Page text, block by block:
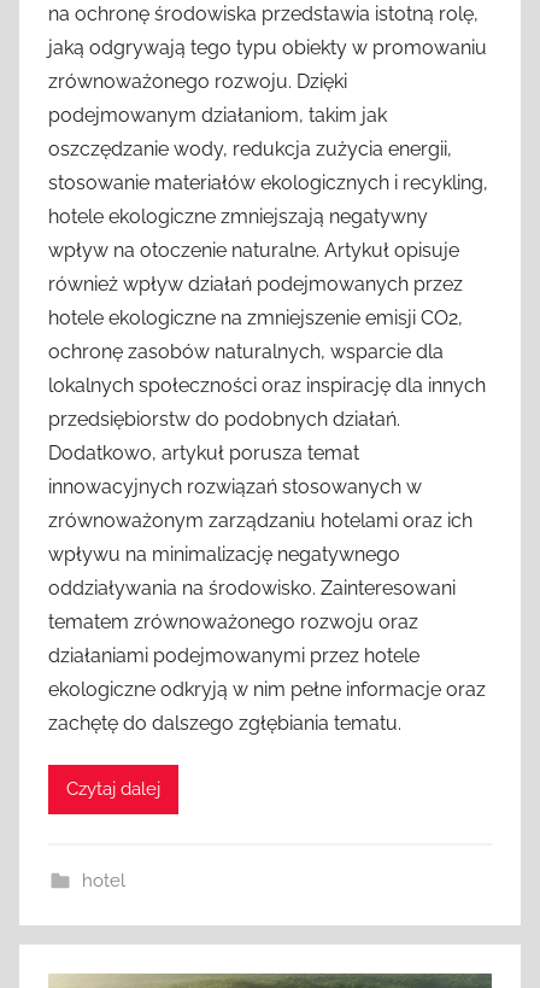
na ochronę środowiska przedstawia istotną rolę,
jaką odgrywają tego typu obiekty w promowaniu
zrównoważonego rozwoju. Dzięki
podejmowanym działaniom, takim jak
oszczędzanie wody, redukcja zużycia energii,
stosowanie materiałów ekologicznych i recykling,
hotele ekologiczne zmniejszają negatywny
wpływ na otoczenie naturalne. Artykuł opisuje
również wpływ działań podejmowanych przez
hotele ekologiczne na zmniejszenie emisji CO2,
ochronę zasobów naturalnych, wsparcie dla
lokalnych społeczności oraz inspirację dla innych
przedsiębiorstw do podobnych działań.
Dodatkowo, artykuł porusza temat
innowacyjnych rozwiązań stosowanych w
zrównoważonym zarządzaniu hotelami oraz ich
wpływu na minimalizację negatywnego
oddziaływania na środowisko. Zainteresowani
tematem zrównoważonego rozwoju oraz
działaniami podejmowanymi przez hotele
ekologiczne odkryją w nim pełne informacje oraz
zachętę do dalszego zgłębiania tematu.
Czytaj dalej
hotel